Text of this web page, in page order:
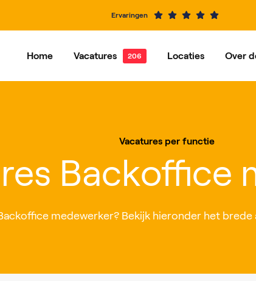
Ervaringen
Home Vacatures Locaties
Roosendaal Nieuwegein
Over
Vacatures per functie
Backoffice
medewerker? Bekijk hieronder het